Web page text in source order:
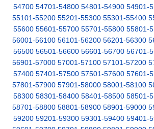
54700 54701-54800 54801-54900 54901-
55101-55200 55201-55300 55301-55400
55600 55601-55700 55701-55800 55801-
56001-56100 56101-56200 56201-56300
56500 56501-56600 56601-56700 56701-
56901-57000 57001-57100 57101-57200
57400 57401-57500 57501-57600 57601-
57801-57900 57901-58000 58001-58100
58300 58301-58400 58401-58500 58501-
58701-58800 58801-58900 58901-59000
59200 59201-59300 59301-59400 59401-